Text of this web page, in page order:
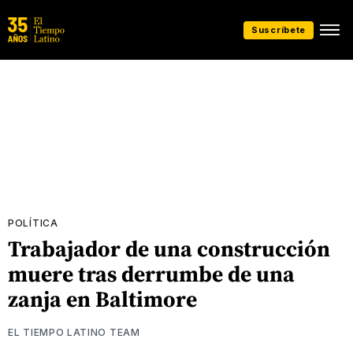
Suscríbete
POLÍTICA
Trabajador de una construcción
muere tras derrumbe de una
zanja en Baltimore
EL TIEMPO LATINO TEAM